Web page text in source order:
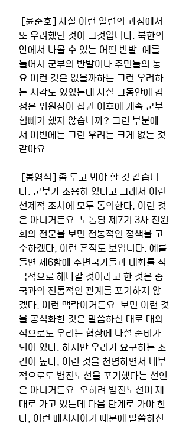
또 우려했던 것이 그것입니다. 북한의
안에서 나올 수 있는 어떤 반발. 예를
들어서 군부의 반발이나 주민들의 동
요 이런 것은 없을까하는 그런 우려하
는 시각도 있었는데 사실 그동안에 김
정은 위원장이 집권 이후에 계속 군부
힘빼기 했지 않습니까? 그런 부분에
서 이번에는 그런 우려는 크게 없는 것
같아요.
다. 군부가 조용히 있다고 그래서 이런
선제적 조치에 모두 동의한다, 이런 것
은 아니거든요. 노동당 제7기 3차 전원
회의 전문을 보면 전통적인 정책을 고
수하겠다, 이런 흔적도 보입니다. 예를
들면 제6항에 주변국가들과 대화를 적
극적으로 해나갈 것이라고 한 것은 중
국과의 전통적인 관계를 포기하지 않
겠다, 이런 맥락이거든요. 보면 이런 것
을 공식화한 것은 말씀하신 대로 대외
적으로도 우리는 협상에 나설 준비가
되어 있다. 하지만 우리가 요구하는 조
건이 높다, 이런 것을 천명하면서 내부
적으로도 병진노선을 포기했다는 선언
은 아니거든요. 오히려 병진노선이 제
대로 가고 있는데 다음 단계로 가야 한
다, 이런 메시지이기 때문에 말씀하신